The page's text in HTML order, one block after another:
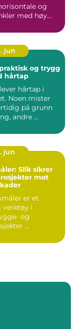
og
med høy
jun
hårtap
hårtap i
Noen mister
på grunn
andre ...
jun
Slik sikrer
mot
er et
i
og
...